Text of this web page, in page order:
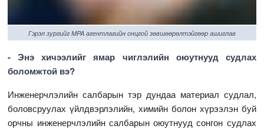
Гэрэл зургийг MPA агентлагийн онцгой зөвшөөрөлтэйгөөр ашиглав
- Энэ хичээлийг ямар чиглэлийн оюутнууд судлах
боломжтой вэ?
Инженерчлэлийн салбарын тэр дундаа материал судлал,
боловсруулах үйлдвэрлэлийн, химийн болон хүрээлэн буй
орчны инженерчлэлийн салбарын оюутнууд сонгон судлах